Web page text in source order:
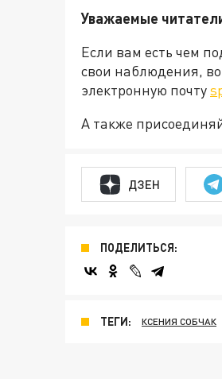
Уважаемые
Если вам есть чем
свои наблюдения,
электронную почту
А также
ДЗЕН
ПОДЕЛИТЬСЯ:
ТЕГИ: КСЕНИЯ СОБЧАК